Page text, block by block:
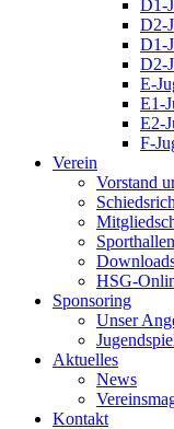
D1-
D2-
D1-
D2-
E-
E1-
E2-
F-
Verein
Vorstand
Sporthallen
HSG-
Sponsoring
Unser
Aktuelles
News
Kontakt